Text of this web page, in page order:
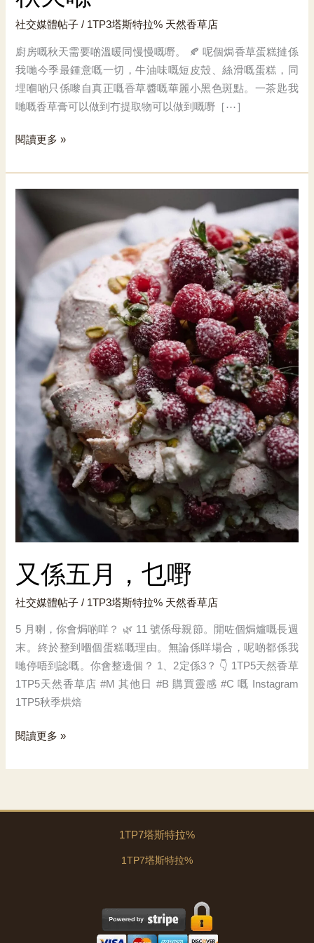
社交媒體帖子 / 1TP3塔斯特拉% 天然香草店
廚房嘅秋天需要啲溫暖同慢慢嘅嘢。 🍂 呢個焗香草蛋糕撻係
我哋今季最鍾意嘅一切，牛油味嘅短皮殼、絲滑嘅蛋糕，同
埋嗰啲只係嚟自真正嘅香草醬嘅華麗小黑色斑點。一茶匙我
哋嘅香草膏可以做到冇提取物可以做到嘅嘢［⋯］
秋
喺
閱讀更多 »
又係五月，乜嘢
社交媒體帖子 / 1TP3塔斯特拉% 天然香草店
5 月喇，你會焗啲咩？ 🌿 11 號係母親節。開咗個焗爐嘅長週
末。終於整到嗰個蛋糕嘅理由。無論係咩場合，呢啲都係我
哋停唔到諗嘅。你會整邊個？ 1、2定係3？ 👇 1TP5天然香草
1TP5天然香草店 #M 其他日 #B 購買靈感 #C 嘅 Instagram
1TP5秋季烘焙
又
五
乜
閱讀更多 »
1TP7塔斯特拉%
1TP7塔斯特拉%